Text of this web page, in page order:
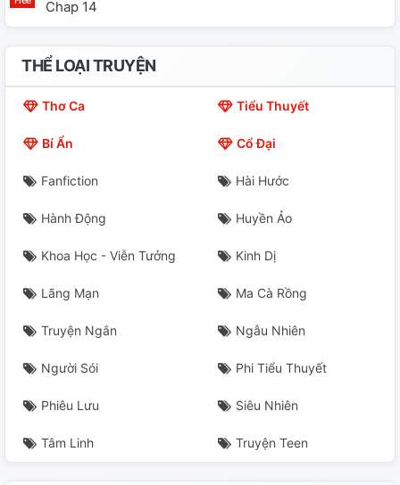
Chap 14
THỂ LOẠI TRUYỆN
Thơ Ca Tiểu Thuyết
Bí Ẩn Cổ Đại
Fanfiction Hài Hước
Hành Động Huyền Ảo
Khoa Học - Viễn Tưởng Kinh Dị
Lãng Mạn Ma Cà Rồng
Truyện Ngắn Ngẫu Nhiên
Người Sói Phi Tiểu Thuyết
Phiêu Lưu Siêu Nhiên
Tâm Linh Truyện Teen